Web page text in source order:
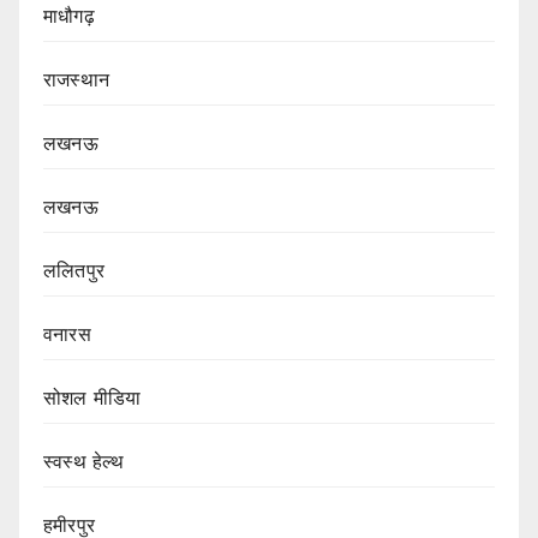
माधौगढ़
राजस्थान
लखनऊ
लखनऊ
ललितपुर
वनारस
सोशल मीडिया
स्वस्थ हेल्थ
हमीरपुर